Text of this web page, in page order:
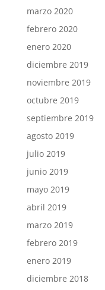
marzo 2020
febrero 2020
enero 2020
diciembre 2019
noviembre 2019
octubre 2019
septiembre 2019
agosto 2019
julio 2019
junio 2019
mayo 2019
abril 2019
marzo 2019
febrero 2019
enero 2019
diciembre 2018